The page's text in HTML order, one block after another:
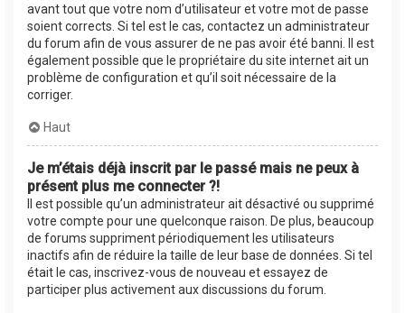
avant tout que votre nom d’utilisateur et votre mot de passe
soient corrects. Si tel est le cas, contactez un administrateur
du forum afin de vous assurer de ne pas avoir été banni. Il est
également possible que le propriétaire du site internet ait un
problème de configuration et qu’il soit nécessaire de la
corriger.
Haut
Je m’étais déjà inscrit par le passé mais ne peux à
présent plus me connecter ?!
Il est possible qu’un administrateur ait désactivé ou supprimé
votre compte pour une quelconque raison. De plus, beaucoup
de forums suppriment périodiquement les utilisateurs
inactifs afin de réduire la taille de leur base de données. Si tel
était le cas, inscrivez-vous de nouveau et essayez de
participer plus activement aux discussions du forum.